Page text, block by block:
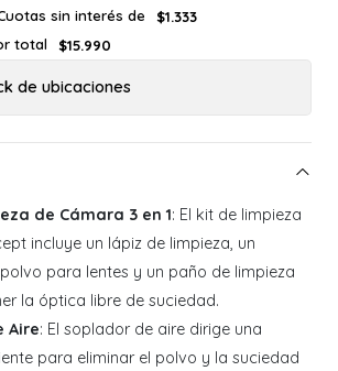
sin interés de
$1.333
total
$15.990
de ubicaciones
de Cámara 3 en 1: El kit de limpieza
incluye un lápiz de limpieza, un
para lentes y un paño de limpieza
la óptica libre de suciedad.
Aire: El soplador de aire dirige una
para eliminar el polvo y la suciedad